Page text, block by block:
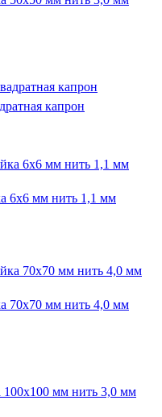
капрон
6х6 мм нить 1,1 мм
70х70 мм нить 4,0 мм